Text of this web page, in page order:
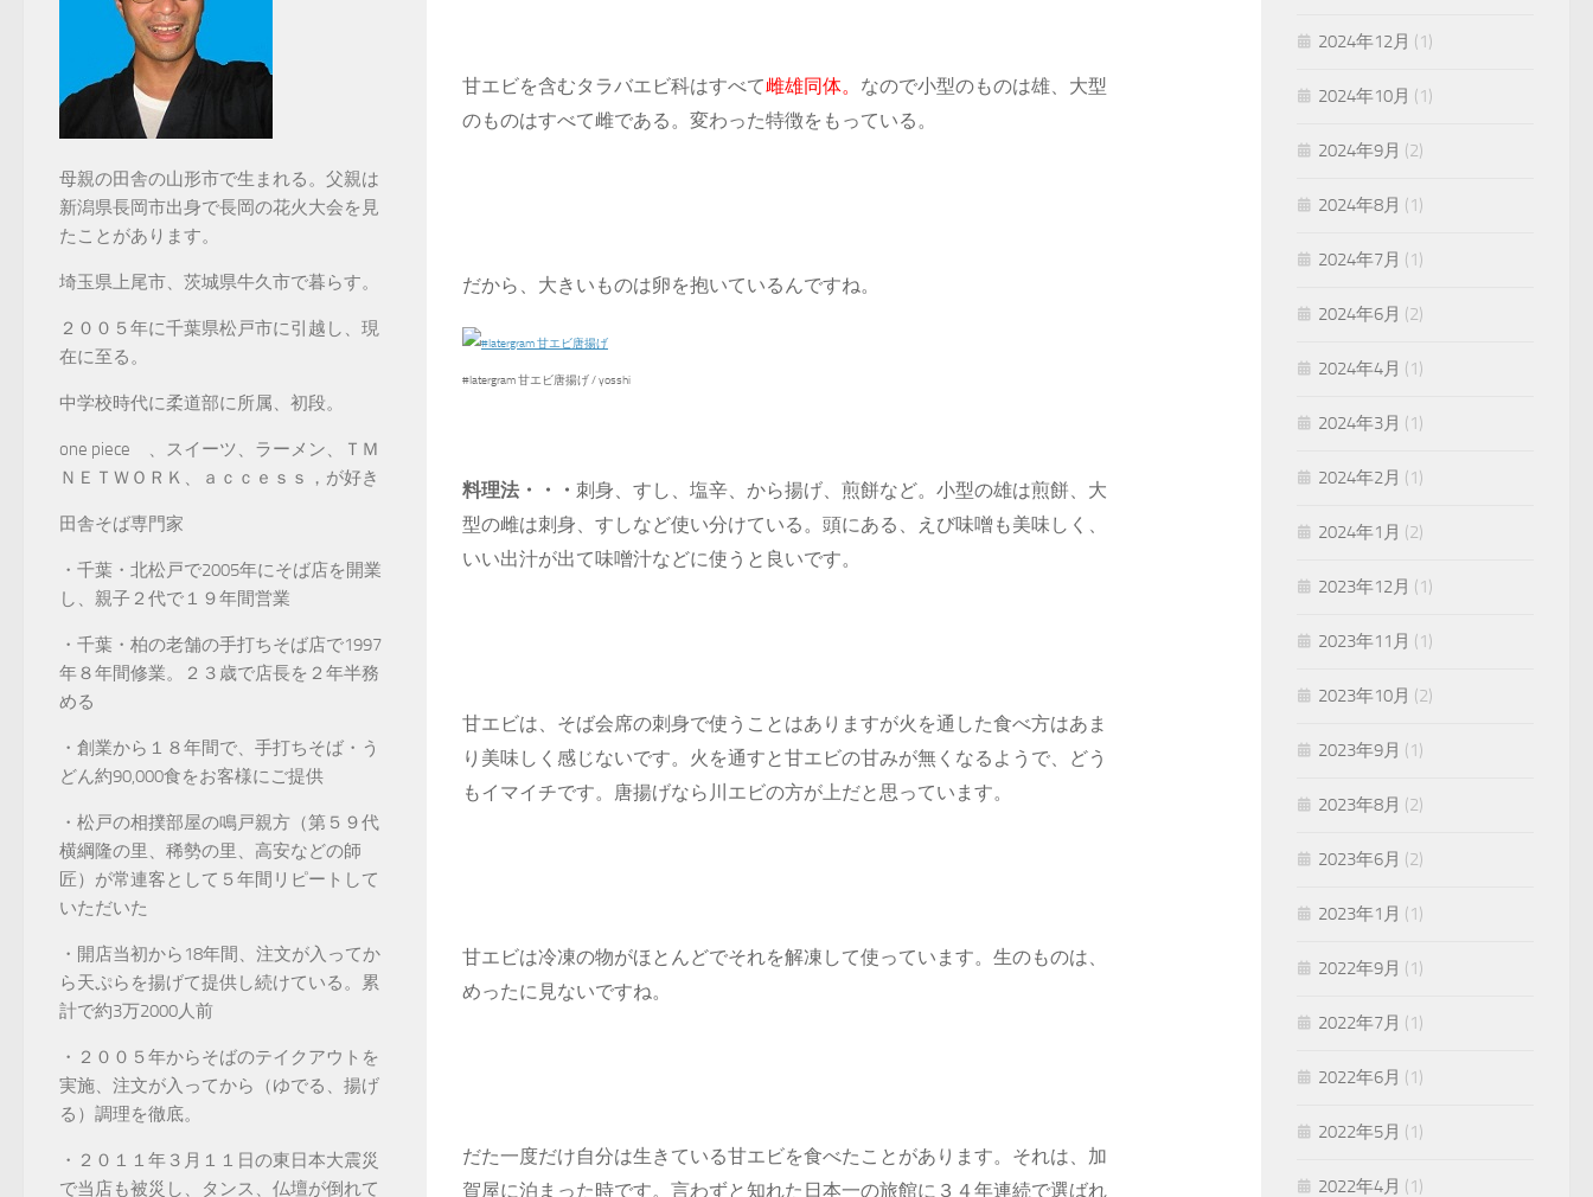
甘エビを含むタラバエビ科はすべて雌雄同体。 なので小型のものは雄、大型
のものはすべて雌である。変わった特徴をもっている。
だから、大きいものは卵を抱いているんですね。
#latergram 甘エビ唐揚げ / yosshi
料理法・・・ 刺身、すし、塩辛、から揚げ、煎餅など。小型の雄は煎餅、大
型の雌は刺身、すしなど使い分けている。頭にある、えび味噌も美味しく、
いい出汁が出て味噌汁などに使うと良いです。
甘エビは、そば会席の刺身で使うことはありますが火を通した食べ方はあま
り美味しく感じないです。火を通すと甘エビの甘みが無くなるようで、どう
もイマイチです。唐揚げなら川エビの方が上だと思っています。
甘エビは冷凍の物がほとんどでそれを解凍して使っています。生のものは、
めったに見ないですね。
だた一度だけ自分は生きている甘エビを食べたことがあります。それは、加
賀屋に泊まった時です。言わずと知れた日本一の旅館に３４年連続で選ばれ
母親の田舎の山形市で生まれる。父親は
新潟県長岡市出身で長岡の花火大会を見
たことがあります。
埼玉県上尾市、茨城県牛久市で暮らす。
２００５年に千葉県松戸市に引越し、現
在に至る。
中学校時代に柔道部に所属、初段。
one piece 、スイーツ、ラーメン、ＴＭ
ＮＥＴＷＯＲＫ、ａｃｃｅｓｓ，が好き
田舎そば専門家
・千葉・北松戸で2005年にそば店を開業
し、親子２代で１９年間営業
・千葉・柏の老舗の手打ちそば店で1997
年８年間修業。２３歳で店長を２年半務
める
・創業から１８年間で、手打ちそば・う
どん約90,000食をお客様にご提供
・松戸の相撲部屋の鳴戸親方（第５９代
横綱隆の里、稀勢の里、高安などの師
匠）が常連客として５年間リピートして
いただいた
・開店当初から18年間、注文が入ってか
ら天ぷらを揚げて提供し続けている。累
計で約3万2000人前
・２００５年からそばのテイクアウトを
実施、注文が入ってから（ゆでる、揚げ
る）調理を徹底。
・２０１１年３月１１日の東日本大震災
で当店も被災し、タンス、仏壇が倒れて
2024年12月 (1)
2024年10月 (1)
2024年9月 (2)
2024年8月 (1)
2024年7月 (1)
2024年6月 (2)
2024年4月 (1)
2024年3月 (1)
2024年2月 (1)
2024年1月 (2)
2023年12月 (1)
2023年11月 (1)
2023年10月 (2)
2023年9月 (1)
2023年8月 (2)
2023年6月 (2)
2023年1月 (1)
2022年9月 (1)
2022年7月 (1)
2022年6月 (1)
2022年5月 (1)
2022年4月 (1)